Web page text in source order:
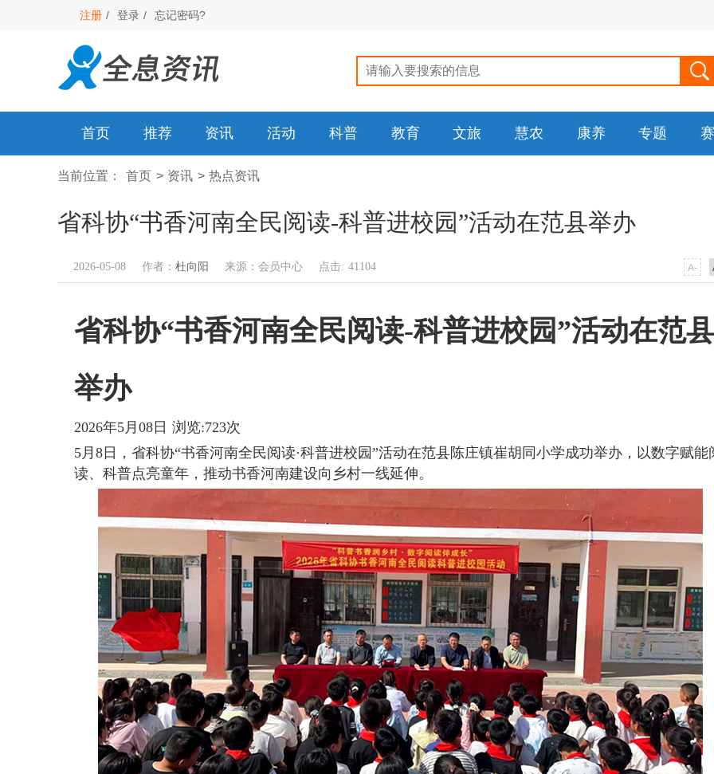
注册 / 登录 / 忘记密码?
首页 推荐 资讯 活动 科普 教育 文旅 慧农 康养 专题
当前位置： 首页 > 资讯 > 热点资讯
省科协“书香河南全民阅读-科普进校园”活动在范县举办
2026-05-08 作者： 杜向阳 来源：会员中心 点击: 41104 A-
省科协“书香河南全民阅读-科普进校园”活动在范县
举办
2026年5月08日 浏览:723次
5月8日，省科协“书香河南全民阅读·科普进校园”活动在范县陈庄镇崔胡同小学成功举办，以数字赋能
读、科普点亮童年，推动书香河南建设向乡村一线延伸。